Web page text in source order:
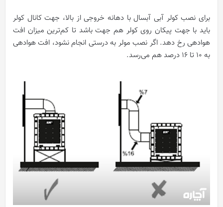
برای نصب کولر آبی آبسال با دهانه خروجی از بالا، جهت کانال کولر
باید با جهت پیکان روی کولر هم جهت باشد تا کم‌ترین میزان افت
هوادهی رخ دهد. اگر نصب مولر به درستی انجام نشود، افت هوادهی
به 10 تا 16 درصد هم می‌رسد.